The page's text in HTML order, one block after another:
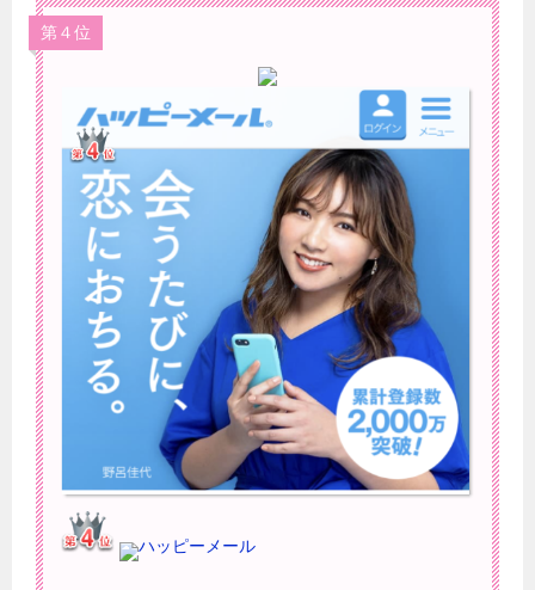
第４位
ハッピーメール